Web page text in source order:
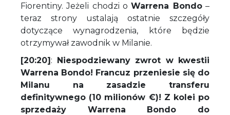
Fiorentiny. Jeżeli chodzi oWarrena Bondo–
teraz strony ustalają ostatnie szczegóły
dotyczące wynagrodzenia, które będzie
otrzymywał zawodnik w Milanie.
[20:20]: Niespodziewany zwrot w kwestii
Warrena Bondo! Francuz przeniesie się do
Milanu na zasadzie transferu
definitywnego (10 milionów €)! Z kolei po
sprzedaży Warrena Bondo do